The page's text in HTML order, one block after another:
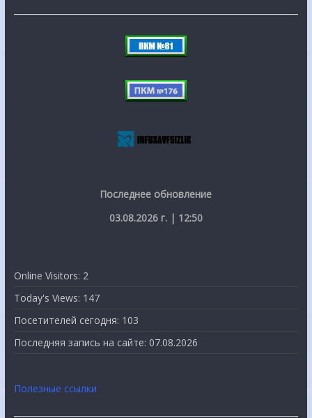
Последнее обновление
03.08.2026 г. | 12:50
Online Visitors: 2
Today's Views: 147
Посетителей сегодня: 103
Последняя запись на сайте: 07.08.2026
Полезные ссылки